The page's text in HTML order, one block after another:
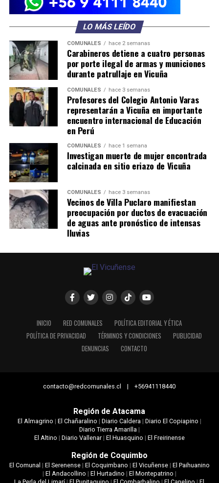
LO MÁS LEÍDO
COMUNALES hace 2 semanas
Carabineros detiene a cuatro personas
por porte ilegal de armas y municiones
durante patrullaje en Vicuña
COMUNALES hace 3 semanas
Profesores del Colegio Antonio Varas
representarán a Vicuña en importante
encuentro internacional de Educación
en Perú
COMUNALES hace 1 semana
Investigan muerte de mujer encontrada
calcinada en sitio eriazo de Vicuña
COMUNALES hace 3 semanas
Vecinos de Villa Puclaro manifiestan
preocupación por ductos de evacuación
de aguas ante pronóstico de intensas
lluvias
INICIO RED COMUNALES
POLÍTICA EDITORIAL Y ÉTICA
POLÍTICA DE PRIVACIDAD
TÉRMINOS Y CONDICIONES
PUBLICIDAD
DENUNCIAS
CONTACTO
contacto@redcomunales.cl | +56941118440
Región de Atacama
El Almagrino | El Chañaralino | Diario Caldera| Diario El Copiapino |
Diario Tierra Amarilla|
El Altino | Diario Vallenar| El Huasquino | El Freirinense
Región de Coquimbo
El Comunal | El Serenense| El Coquimbano | El Vicuñense| El Paihuanino
| El Andacollino | El Hurtadino | El Montepatrino |